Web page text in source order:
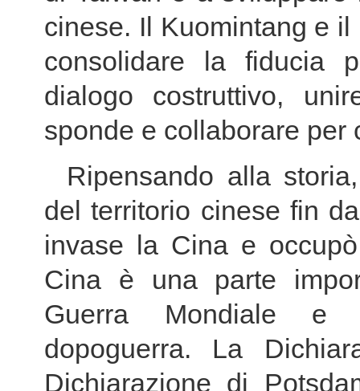
cinese. Il Kuomintang e
consolidare la fiducia
dialogo costruttivo,
sponde e collaborare per
Ripensando alla
del territorio cinese fin
invase la Cina e
Cina è una parte
Guerra Mondiale e
dopoguerra. La
Dichiarazione di